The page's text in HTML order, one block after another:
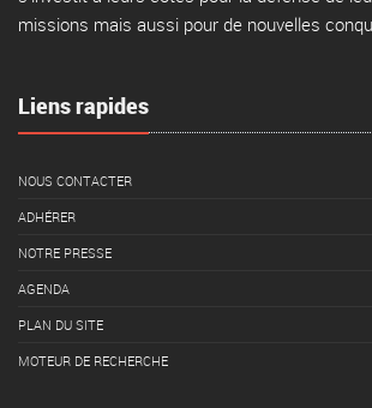
missions mais aussi pour de nouvelles
Liens rapides
NOUS CONTACTER
ADHÉRER
NOTRE PRESSE
AGENDA
PLAN DU SITE
MOTEUR DE RECHERCHE